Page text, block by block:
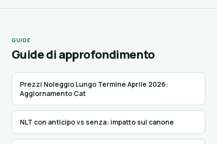
GUIDE
Guide di approfondimento
Prezzi Noleggio Lungo Termine Aprile 2026:
Aggiornamento Cat
NLT con anticipo vs senza: impatto sul canone